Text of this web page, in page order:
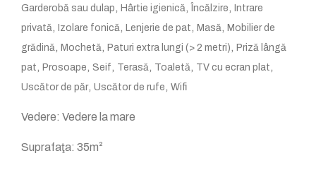
Garderobă sau dulap , Hârtie igienică , Încălzire , Intrare
privată , Izolare fonică , Lenjerie de pat , Masă , Mobilier de
grădină , Mochetă , Paturi extra lungi (> 2 metri) , Priză lângă
pat , Prosoape , Seif , Terasă , Toaletă , TV cu ecran plat ,
Uscător de păr, Uscător de rufe , Wifi
Vedere: Vedere la mare
Suprafaţa: 35m²